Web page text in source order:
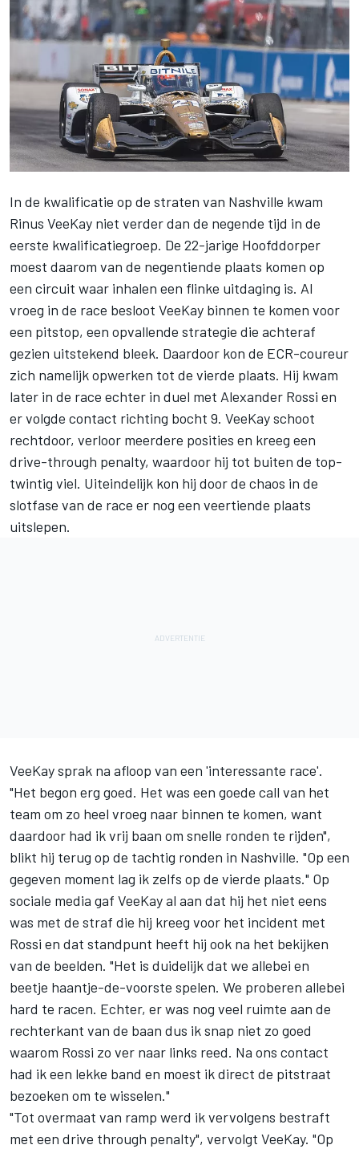
In de kwalificatie op de straten van Nashville kwam
Rinus VeeKay niet verder dan de negende tijd in de
eerste kwalificatiegroep. De 22-jarige Hoofddorper
moest daarom van de negentiende plaats komen op
een circuit waar inhalen een flinke uitdaging is. Al
vroeg in de race besloot VeeKay binnen te komen voor
een pitstop, een opvallende strategie die achteraf
gezien uitstekend bleek. Daardoor kon de ECR-coureur
zich namelijk opwerken tot de vierde plaats. Hij kwam
later in de race echter in duel met Alexander Rossi en
er volgde contact richting bocht 9. VeeKay schoot
rechtdoor, verloor meerdere posities en kreeg een
drive-through penalty, waardoor hij tot buiten de top-
twintig viel. Uiteindelijk kon hij door de chaos in de
slotfase van de race er nog een veertiende plaats
uitslepen.
VeeKay sprak na afloop van een 'interessante race'.
"Het begon erg goed. Het was een goede call van het
team om zo heel vroeg naar binnen te komen, want
daardoor had ik vrij baan om snelle ronden te rijden",
blikt hij terug op de tachtig ronden in Nashville. "Op een
gegeven moment lag ik zelfs op de vierde plaats." Op
sociale media gaf VeeKay al aan dat hij het niet eens
was met de straf die hij kreeg voor het incident met
Rossi en dat standpunt heeft hij ook na het bekijken
van de beelden. "Het is duidelijk dat we allebei en
beetje haantje-de-voorste spelen. We proberen allebei
hard te racen. Echter, er was nog veel ruimte aan de
rechterkant van de baan dus ik snap niet zo goed
waarom Rossi zo ver naar links reed. Na ons contact
had ik een lekke band en moest ik direct de pitstraat
bezoeken om te wisselen."
"Tot overmaat van ramp werd ik vervolgens bestraft
met een drive through penalty", vervolgt VeeKay. "Op